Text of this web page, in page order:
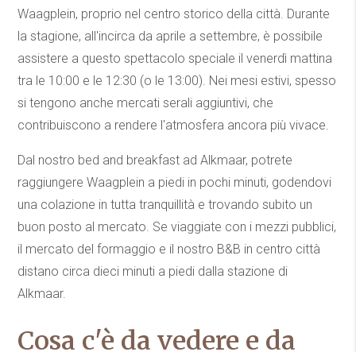
Waagplein, proprio nel centro storico della città. Durante
la stagione, all'incirca da aprile a settembre, è possibile
assistere a questo spettacolo speciale il venerdì mattina
tra le 10:00 e le 12:30 (o le 13:00). Nei mesi estivi, spesso
si tengono anche mercati serali aggiuntivi, che
contribuiscono a rendere l'atmosfera ancora più vivace.
Dal nostro bed and breakfast ad Alkmaar, potrete
raggiungere Waagplein a piedi in pochi minuti, godendovi
una colazione in tutta tranquillità e trovando subito un
buon posto al mercato. Se viaggiate con i mezzi pubblici,
il mercato del formaggio e il nostro B&B in centro città
distano circa dieci minuti a piedi dalla stazione di
Alkmaar.
Cosa c'è da vedere e da